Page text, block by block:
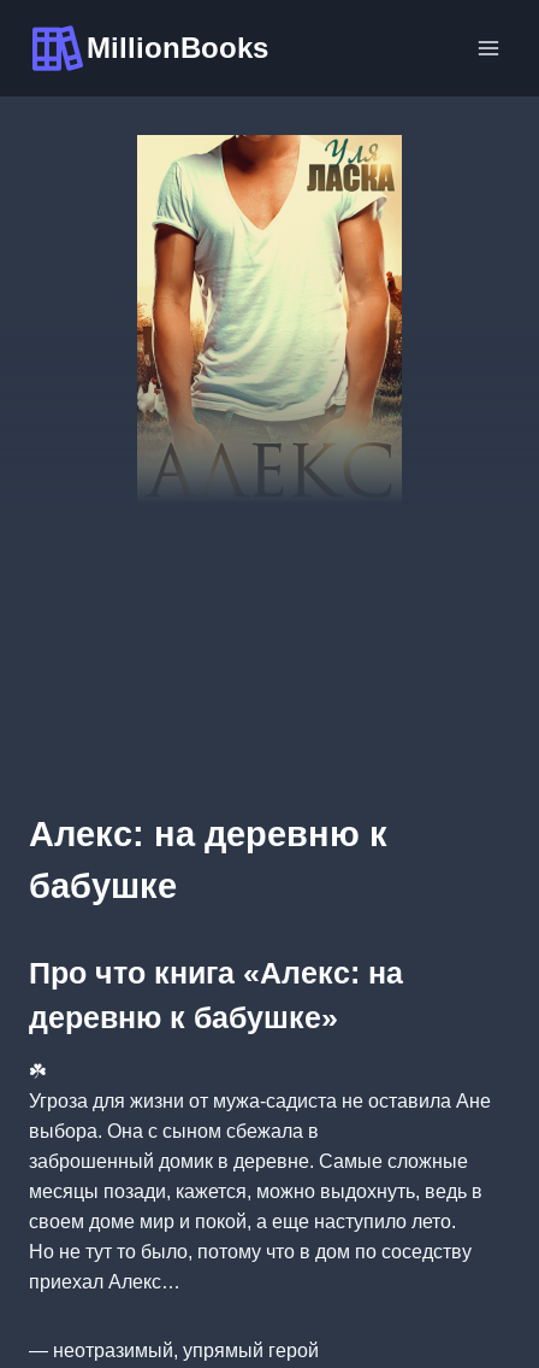
содержимому
MillionBooks
Алекс: на деревню к
бабушке
Про что книга «Алекс: на
деревню к бабушке»
☘️
Угроза для жизни от мужа-садиста не оставила Ане
выбора. Она с сыном сбежала в
заброшенный домик в деревне. Самые сложные
месяцы позади, кажется, можно выдохнуть, ведь в
своем доме мир и покой, а еще наступило лето.
Но не тут то было, потому что в дом по соседству
приехал Алекс…
— неотразимый, упрямый герой